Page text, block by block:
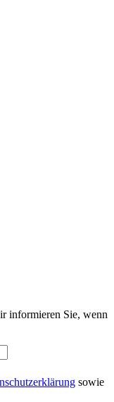
informieren Sie, wenn
sowie